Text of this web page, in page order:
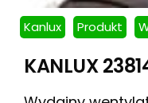
Kanlux Produkt
KANLUX